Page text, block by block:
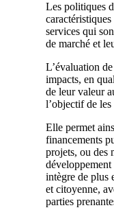
Les politiques
services qui
de marché et
L’évaluation
impacts, en
de leur valeur
l’objectif de
Elle permet
financements
projets, ou des
intègre de plus
et citoyenne,
parties